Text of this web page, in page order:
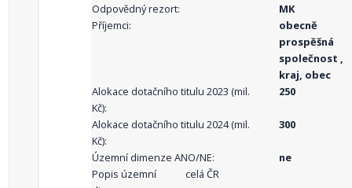
Odpovědný rezort:
MK
Příjemci:
obecně
prospěšná
společnost ,
kraj, obec
Alokace dotačního titulu 2023 (mil.
Kč):
250
Alokace dotačního titulu 2024 (mil.
Kč):
300
Územní dimenze ANO/NE:
ne
Popis územní
celá ČR